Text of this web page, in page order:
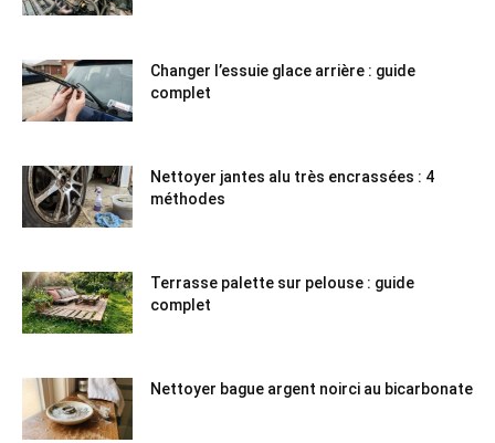
Changer l’essuie glace arrière : guide
complet
Nettoyer jantes alu très encrassées : 4
méthodes
Terrasse palette sur pelouse : guide
complet
Nettoyer bague argent noirci au bicarbonate